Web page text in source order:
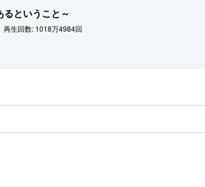
ということ～
再生回数: 1018万4984回